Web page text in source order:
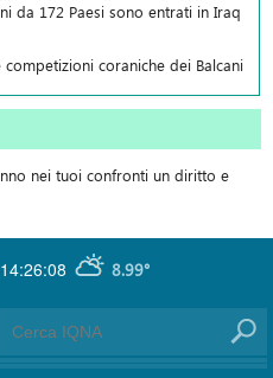
da 172 Paesi sono entrati in Iraq
coraniche dei Balcani
nei tuoi confronti un diritto e
8.99°